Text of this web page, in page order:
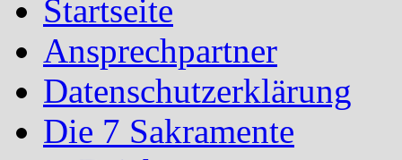
Startseite
Ansprechpartner
Datenschutzerklärung
Die 7 Sakramente